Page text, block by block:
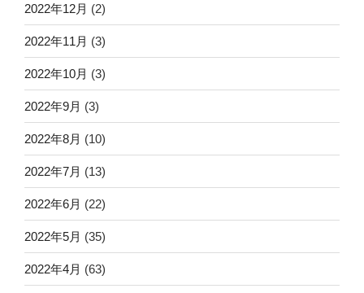
2022年12月 (2)
2022年11月 (3)
2022年10月 (3)
2022年9月 (3)
2022年8月 (10)
2022年7月 (13)
2022年6月 (22)
2022年5月 (35)
2022年4月 (63)